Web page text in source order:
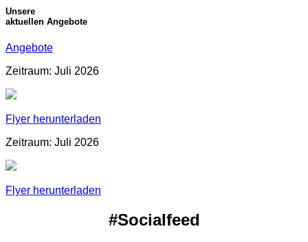
Unsere
aktuellen Angebote
Angebote
Zeitraum: Juli 2026
Flyer herunterladen
Zeitraum: Juli 2026
Flyer herunterladen
#Socialfeed